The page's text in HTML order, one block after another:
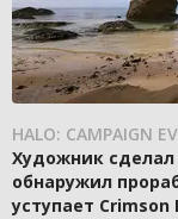
HALO: CAMPAIGN
Художник сделал
обнаружил
уступает Crimson